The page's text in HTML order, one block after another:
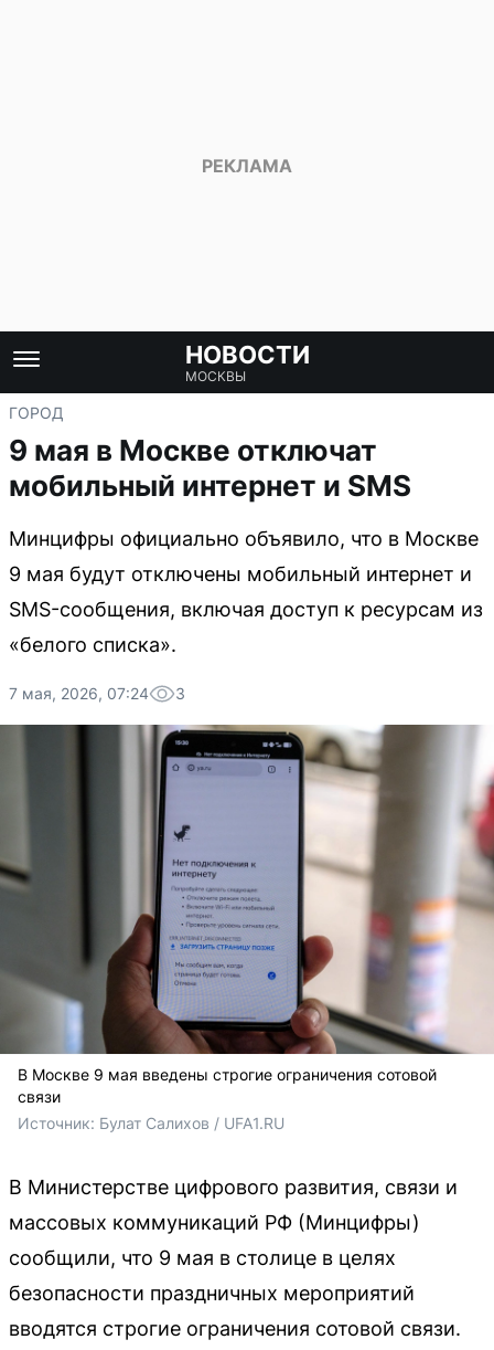
НОВОСТИ
МОСКВЫ
ГОРОД
9 мая в Москве отключат
мобильный интернет и SMS
Минцифры официально объявило, что в Москве
9 мая будут отключены мобильный интернет и
SMS-сообщения, включая доступ к ресурсам из
«белого списка».
7 мая, 2026, 07:24 3
В Москве 9 мая введены строгие ограничения сотовой
связи
Источник: Булат Салихов / UFA1.RU
В Министерстве цифрового развития, связи и
массовых коммуникаций РФ (Минцифры)
сообщили, что 9 мая в столице в целях
безопасности праздничных мероприятий
вводятся строгие ограничения сотовой связи.